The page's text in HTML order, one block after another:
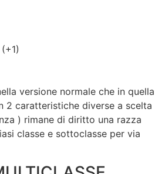
versione normale che in quella
2 caratteristiche diverse a scelta
) rimane di diritto una razza
classe e sottoclasse per via